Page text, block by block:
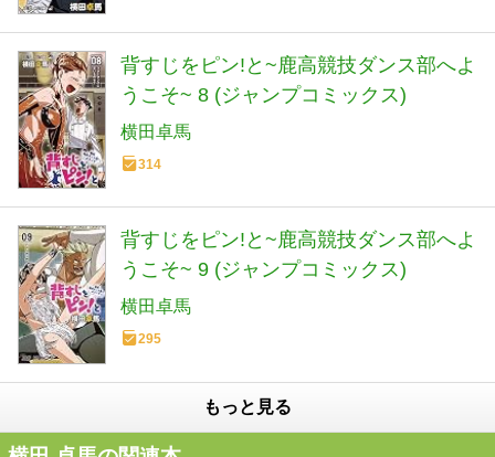
背すじをピン!と~鹿高競技ダンス部へよ
うこそ~ 8 (ジャンプコミックス)
横田卓馬
314
背すじをピン!と~鹿高競技ダンス部へよ
うこそ~ 9 (ジャンプコミックス)
横田卓馬
295
もっと見る